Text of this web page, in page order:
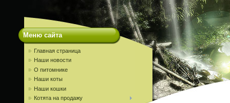
Меню сайта
Главная страница
Наши новости
О питомнике
Наши коты
Наши кошки
Котята на продажу